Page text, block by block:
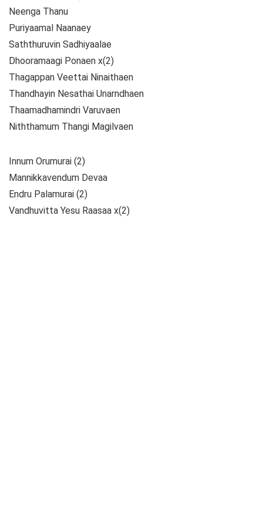
Neenga Thanu
Puriyaamal Naanaey
Saththuruvin Sadhiyaalae
Dhooramaagi Ponaen x(2)
Thagappan Veettai Ninaithaen
Thandhayin Nesathai Unarndhaen
Thaamadhamindri Varuvaen
Niththamum Thangi Magilvaen
Innum Orumurai (2)
Mannikkavendum Devaa
Endru Palamurai (2)
Vandhuvitta Yesu Raasaa x(2)